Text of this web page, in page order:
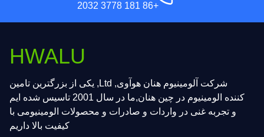
+86 181 3778 2032
HWALU
شرکت آلومینیوم هنان هوآوی, Ltd, یکی از بزرگترین تامین
کننده الومینیوم در چین هنان,ما در سال 2001 تاسیس شده ایم
و تجربه غنی در واردات و صادرات و محصولات الومینیومی با
کیفیت بالا داریم